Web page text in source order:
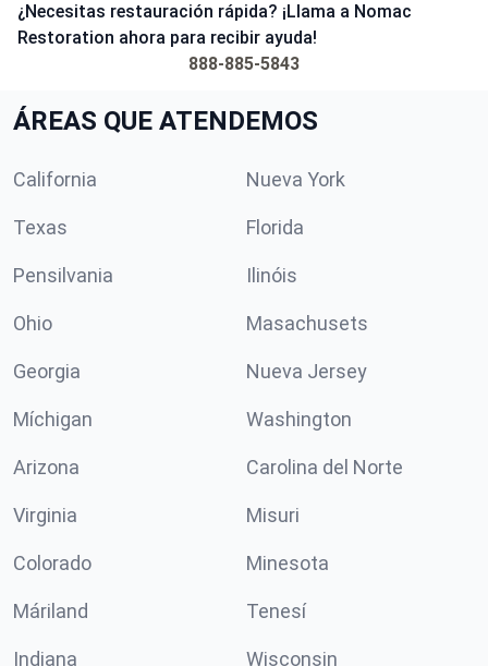
¿Necesitas restauración rápida? ¡Llama a Nomac
Restoration ahora para recibir ayuda!
888-885-5843
ÁREAS QUE ATENDEMOS
California Nueva York
Texas Florida
Pensilvania Ilinóis
Ohio Masachusets
Georgia Nueva Jersey
Míchigan Washington
Arizona Carolina del Norte
Virginia Misuri
Colorado Minesota
Máriland Tenesí
Indiana Wisconsin